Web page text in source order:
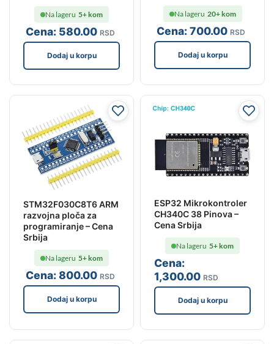
Cena: 580.00 RSD
Na lageru 5+ kom
Dodaj u korpu
Cena:700.00 RSD
Na lageru 20+ kom
Dodaj u korpu
STM32F030C8T6 ARM
razvojna ploča za
programiranje – Cena
Srbija
Cena:800.00 RSD
Na lageru 5+ kom
Dodaj u korpu
ESP32 Mikrokontroler
CH340C 38 Pinova –
Cena Srbija
Cena:
1,300.00 RSD
Na lageru 5+ kom
Dodaj u korpu